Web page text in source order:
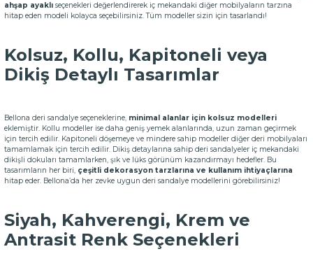
ahşap ayaklı seçenekleri değerlendirerek iç mekandaki diğer mobilyaların tarzına
hitap eden modeli kolayca seçebilirsiniz. Tüm modeller sizin için tasarlandı!
Kolsuz, Kollu, Kapitoneli veya
Dikiş Detaylı Tasarımlar
Bellona deri sandalye seçeneklerine, minimal alanlar için kolsuz modelleri
eklemiştir. Kollu modeller ise daha geniş yemek alanlarında, uzun zaman geçirmek
için tercih edilir. Kapitoneli döşemeye ve mindere sahip modeller diğer deri mobilyaları
tamamlamak için tercih edilir. Dikiş detaylarına sahip deri sandalyeler iç mekandaki
dikişli dokuları tamamlarken, şık ve lüks görünüm kazandırmayı hedefler. Bu
tasarımların her biri, çeşitli dekorasyon tarzlarına ve kullanım ihtiyaçlarına
hitap eder. Bellona’da her zevke uygun deri sandalye modellerini görebilirsiniz!
Siyah, Kahverengi, Krem ve
Antrasit Renk Seçenekleri